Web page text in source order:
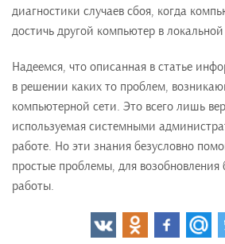
диагностики случаев сбоя, когда
достичь другой компьютер в
Надеемся, что описанная в статье
в решении каких то проблем,
компьютерной сети. Это всего лишь
используемая системными
работе. Но эти знания безусловно
простые проблемы, для возобновления
работы.